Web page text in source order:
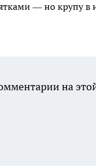
— но крупу
на